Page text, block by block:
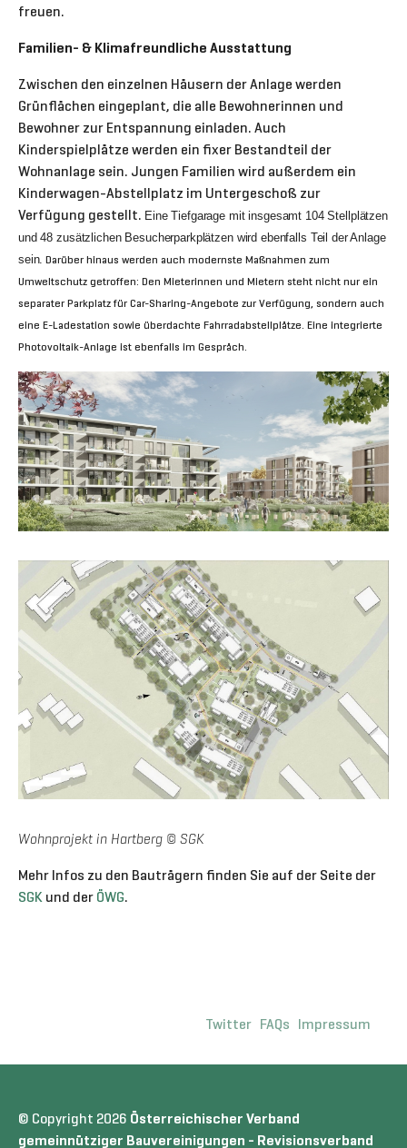
freuen.
Familien- & Klimafreundliche Ausstattung
Zwischen den einzelnen Häusern der Anlage werden
Grünflächen eingeplant, die alle Bewohnerinnen und
Bewohner zur Entspannung einladen. Auch
Kinderspielplätze werden ein fixer Bestandteil der
Wohnanlage sein. Jungen Familien wird außerdem ein
Kinderwagen-Abstellplatz im Untergeschoß zur
Verfügung gestellt. Eine Tiefgarage mit insgesamt 104 Stellplätzen
und 48 zusätzlichen Besucherparkplätzen wird ebenfalls Teil der Anlage
sein. Darüber hinaus werden auch modernste Maßnahmen zum
Umweltschutz getroffen: Den Mieterinnen und Mietern steht nicht nur ein
separater Parkplatz für Car-Sharing-Angebote zur Verfügung, sondern auch
eine E-Ladestation sowie überdachte Fahrradabstellplätze. Eine integrierte
Photovoltaik-Anlage ist ebenfalls im Gespräch.
Wohnprojekt in Hartberg © SGK
Mehr Infos zu den Bauträgern finden Sie auf der Seite der
SGKund derÖWG.
Twitter FAQs Impressum
© Copyright 2026 Österreichischer Verband
gemeinnütziger Bauvereinigungen - Revisionsverband